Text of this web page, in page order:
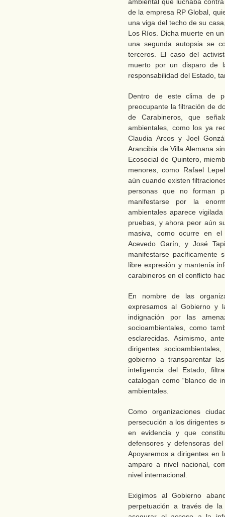
de la empresa RP Global,
una viga del techo de su
Los Ríos. Dicha muerte en
una segunda autopsia se
terceros. El caso del
muerto por un disparo de
responsabilidad del Estado,
Dentro de este clima de
preocupante la filtración de
de Carabineros, que
ambientales, como los ya
Claudia Arcos y Joel
Arancibia de Villa Alemana
Ecosocial de Quintero,
menores, como Rafael
aún cuando existen
personas que no forman
manifestarse por la
ambientales aparece
pruebas, y ahora peor aún
masiva, como ocurre en
Acevedo Garín, y José
manifestarse pacíficamente
libre expresión y mantenía
carabineros en el conflicto
En nombre de las
expresamos al Gobierno y
indignación por las
socioambientales, como
esclarecidas. Asimismo,
dirigentes
gobierno a transparentar
inteligencia del Estado,
catalogan como “blanco de
ambientales.
Como organizaciones
persecución a los dirigentes
en evidencia y que
defensores y defensoras
Apoyaremos a dirigentes en
amparo a nivel nacional,
nivel internacional.
Exigimos al Gobierno
perpetuación a través de